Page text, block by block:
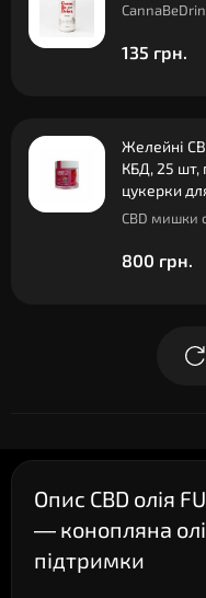
135 грн.
Желейні
КБД, 25 шт,
цукерки
CBD мишки
800 грн.
Опис CBD олія
— конопляна
підтримки